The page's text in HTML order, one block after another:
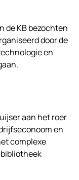
de KB bezochten
door de
en
aan het roer
en
complexe